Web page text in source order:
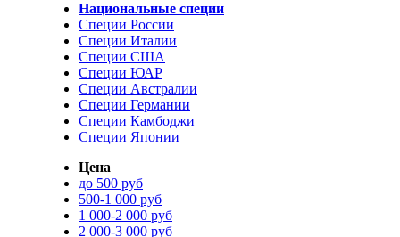
Национальные специи
Специи России
Специи Италии
Специи США
Специи ЮАР
Специи Австралии
Специи Германии
Специи Камбоджи
Специи Японии
Цена
до 500 руб
500-1 000 руб
1 000-2 000 руб
2 000-3 000 руб